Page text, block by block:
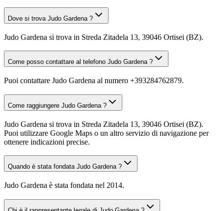
Dove si trova Judo Gardena ?
Judo Gardena si trova in Streda Zitadela 13, 39046 Ortisei (BZ).
Come posso contattare al telefono Judo Gardena ?
Puoi contattare Judo Gardena al numero +393284762879.
Come raggiungere Judo Gardena ?
Judo Gardena si trova in Streda Zitadela 13, 39046 Ortisei (BZ).
Puoi utilizzare Google Maps o un altro servizio di navigazione per
ottenere indicazioni precise.
Quando è stata fondata Judo Gardena ?
Judo Gardena è stata fondata nel 2014.